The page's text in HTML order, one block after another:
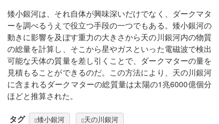
矮小銀河は、それ自体が興味深いだけでなく、ダークマタ
ーを調べるうえで役立つ手段の一つでもある。矮小銀河の
動きに影響を及ぼす重力の大きさから天の川銀河内の物質
の総量を計算し、そこから星やガスといった電磁波で検出
可能な天体の質量を差し引くことで、ダークマターの量を
見積もることができるのだ。この方法により、天の川銀河
に含まれるダークマターの総質量は太陽の1兆6000億個分
ほどと推算された。
タグ 矮小銀河 天の川銀河